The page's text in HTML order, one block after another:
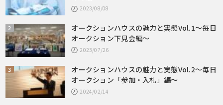
2023/08/08
オークションハウスの魅力と実態Vol.1～毎日
オークション下見会編～
2023/07/26
オークションハウスの魅力と実態Vol.2～毎日
オークション「参加・入札」編～
2024/02/14